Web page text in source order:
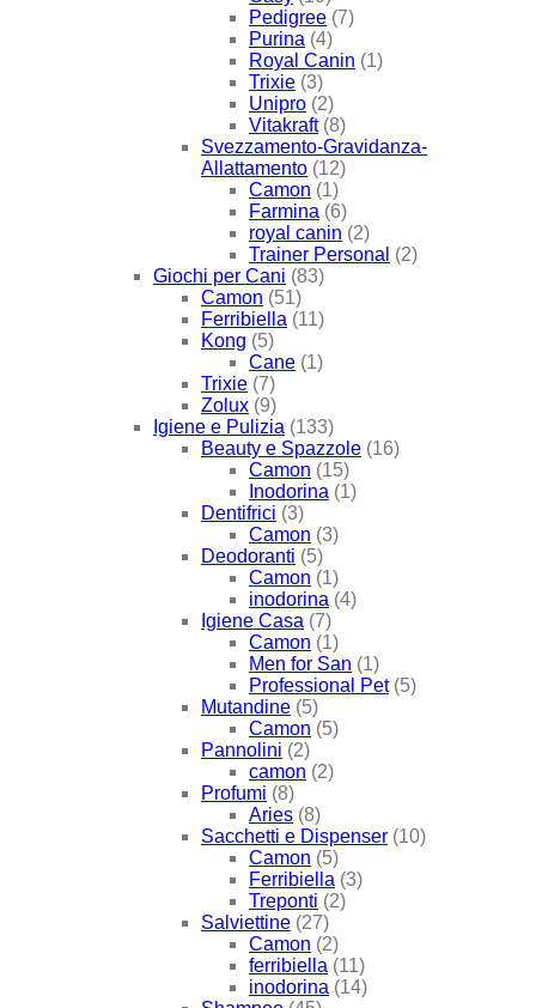
Pedigree (7)
Purina (4)
Royal Canin (1)
Trixie (3)
Unipro (2)
Vitakraft (8)
Svezzamento-Gravidanza-
Allattamento (12)
Camon (1)
Farmina (6)
royal canin (2)
Trainer Personal (2)
Giochi per Cani (83)
Camon (51)
Ferribiella (11)
Kong (5)
Cane (1)
Trixie (7)
Zolux (9)
Igiene e Pulizia (133)
Beauty e Spazzole (16)
Camon (15)
Inodorina (1)
Dentifrici (3)
Camon (3)
Deodoranti (5)
Camon (1)
inodorina (4)
Igiene Casa (7)
Camon (1)
Men for San (1)
Professional Pet (5)
Mutandine (5)
Camon (5)
Pannolini (2)
camon (2)
Profumi (8)
Aries (8)
Sacchetti e Dispenser (10)
Camon (5)
Ferribiella (3)
Treponti (2)
Salviettine (27)
Camon (2)
ferribiella (11)
inodorina (14)